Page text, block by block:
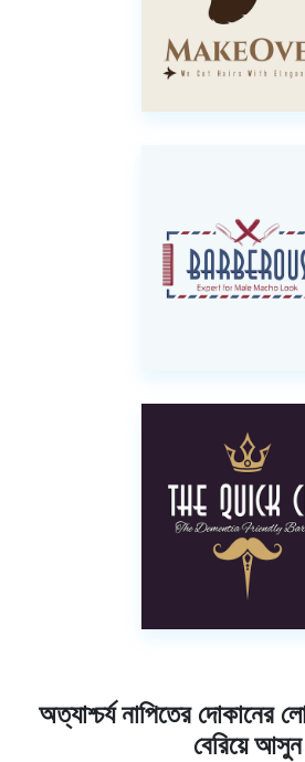
অত্যাশ্চর্য নাপিতের দোকানের
বেরিয়ে আসুন